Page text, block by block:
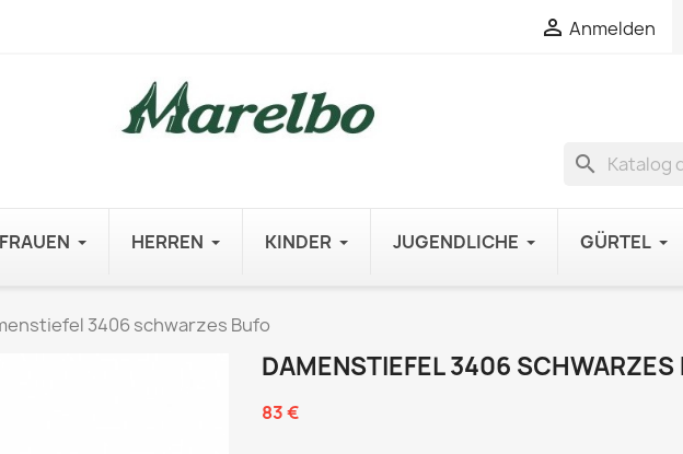
 Anmelden
search
FRAUEN HERREN KINDER JUGENDLICHE GÜRTEL
3406 schwarzes Bufo
DAMENSTIEFEL 3406 SCHWARZES
83 €